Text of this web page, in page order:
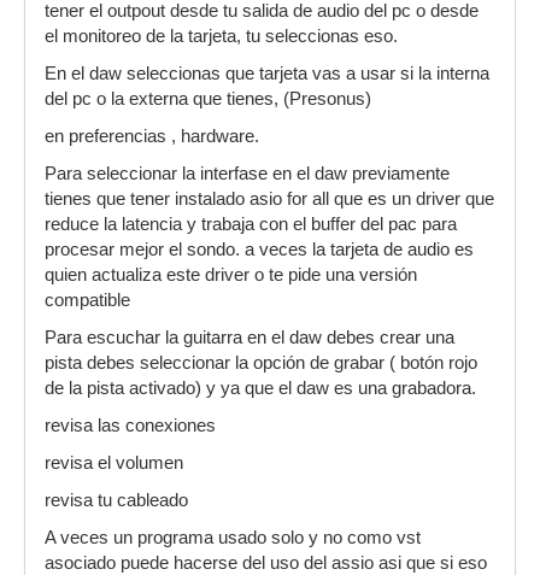
tener el outpout desde tu salida de audio del pc o desde
el monitoreo de la tarjeta, tu seleccionas eso.
En el daw seleccionas que tarjeta vas a usar si la interna
del pc o la externa que tienes, (Presonus)
en preferencias , hardware.
Para seleccionar la interfase en el daw previamente
tienes que tener instalado asio for all que es un driver que
reduce la latencia y trabaja con el buffer del pac para
procesar mejor el sondo. a veces la tarjeta de audio es
quien actualiza este driver o te pide una versión
compatible
Para escuchar la guitarra en el daw debes crear una
pista debes seleccionar la opción de grabar ( botón rojo
de la pista activado) y ya que el daw es una grabadora.
revisa las conexiones
revisa el volumen
revisa tu cableado
A veces un programa usado solo y no como vst
asociado puede hacerse del uso del assio asi que si eso